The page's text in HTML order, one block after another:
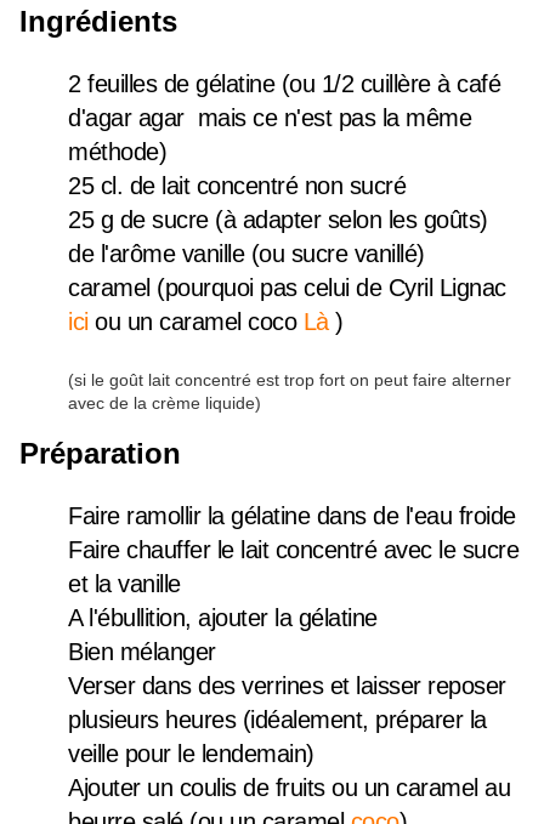
Ingrédients
2 feuilles de gélatine (ou 1/2 cuillère à café
d'agar agar mais ce n'est pas la même
méthode)
25 cl. de lait concentré non sucré
25 g de sucre (à adapter selon les goûts)
de l'arôme vanille (ou sucre vanillé)
caramel (pourquoi pas celui de Cyril Lignac
iciou un caramel coco Là )
(si le goût lait concentré est trop fort on peut faire alterner
avec de la crème liquide)
Préparation
Faire ramollir la gélatine dans de l'eau froide
Faire chauffer le lait concentré avec le sucre
et la vanille
A l'ébullition, ajouter la gélatine
Bien mélanger
Verser dans des verrines et laisser reposer
plusieurs heures (idéalement, préparer la
veille pour le lendemain)
Ajouter un coulis de fruits ou un caramel au